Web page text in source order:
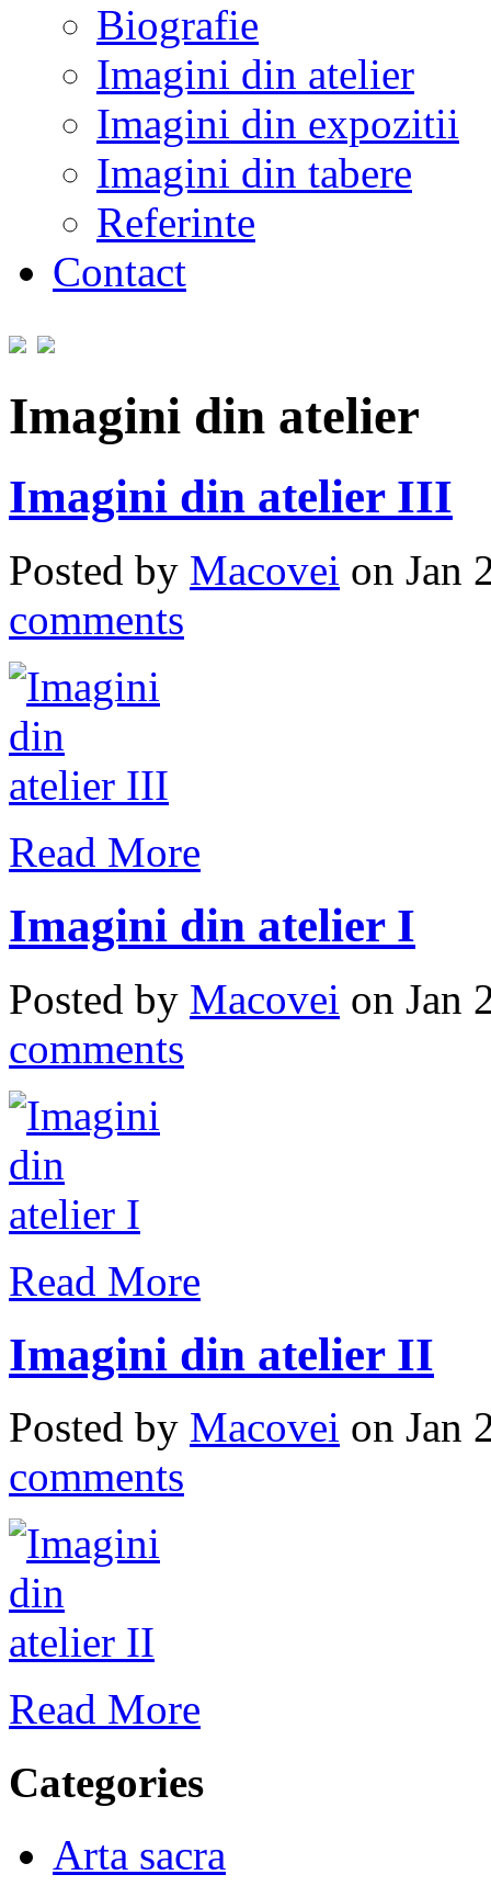
Biografie
Imagini din atelier
Imagini din expozitii
Imagini din tabere
Referinte
Contact
Imagini din atelier
Imagini din atelier III
Posted by Macovei on Jan
comments
Read More
Imagini din atelier I
Posted by Macovei on Jan
comments
Read More
Imagini din atelier II
Posted by Macovei on Jan
comments
Read More
Categories
Arta sacra